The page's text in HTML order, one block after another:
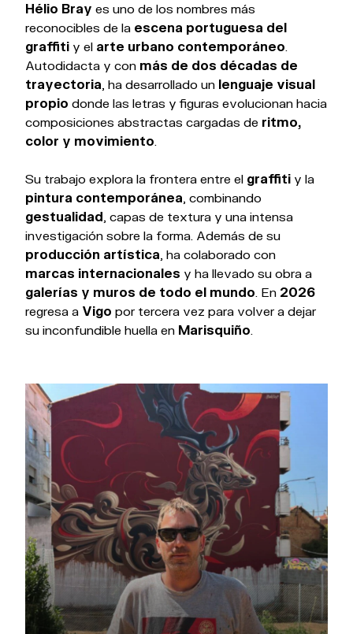
Hélio Bray es uno de los nombres más
reconocibles de la escena portuguesa del
graffiti y el arte urbano contemporáneo
Autodidacta y con más de dos décadas de
trayectoria , ha desarrollado un lenguaje visual
propio donde las letras y figuras evolucionan hacia
composiciones abstractas cargadas de ritmo,
color y movimiento
Su trabajo explora la frontera entre el graffiti y la
pintura contemporánea , combinando
gestualidad , capas de textura y una intensa
investigación sobre la forma. Además de su
producción artística , ha colaborado con
marcas internacionales y ha llevado su obra a
galerías y muros de todo el mundo . En 2026
regresa a Vigo por tercera vez para volver a dejar
su inconfundible huella en Marisquiño